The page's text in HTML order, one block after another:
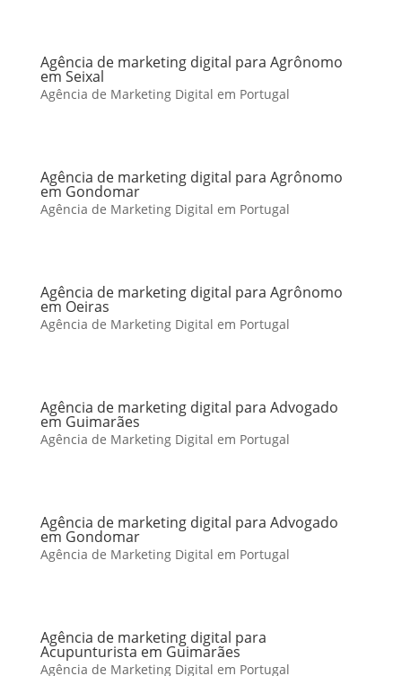
Agência de marketing digital para Agrônomo
em Seixal
Agência de Marketing Digital em Portugal
Agência de marketing digital para Agrônomo
em Gondomar
Agência de Marketing Digital em Portugal
Agência de marketing digital para Agrônomo
em Oeiras
Agência de Marketing Digital em Portugal
Agência de marketing digital para Advogado
em Guimarães
Agência de Marketing Digital em Portugal
Agência de marketing digital para Advogado
em Gondomar
Agência de Marketing Digital em Portugal
Agência de marketing digital para
Acupunturista em Guimarães
Agência de Marketing Digital em Portugal